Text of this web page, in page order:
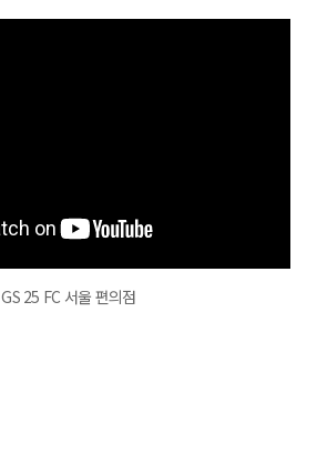
GS 25 FC 서울 편의점